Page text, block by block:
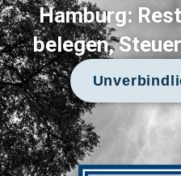
Hamburg:
belegen,